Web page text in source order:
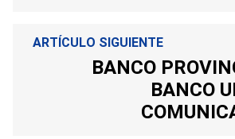
ARTÍCULO SIGUIENTE
BANCO
BANCO